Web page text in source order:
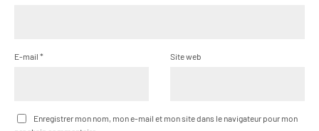
E-mail * Site web
Enregistrer mon nom, mon e-mail et mon site dans le navigateur pour mon